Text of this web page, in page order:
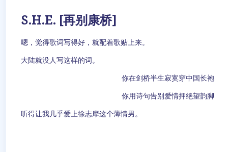
S.H.E. [再别康桥]
嗯，觉得歌词写得好，就配着歌贴上来。
大陆就没人写这样的词。
你在剑桥半生寂寞穿中国长袍
你用诗句告别爱情押绝望韵脚
听得让我几乎爱上徐志摩这个薄情男。